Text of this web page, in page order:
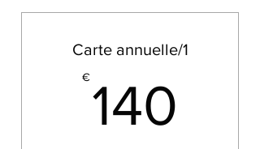
10 personnes minimum
Carte annuelle/1
€140